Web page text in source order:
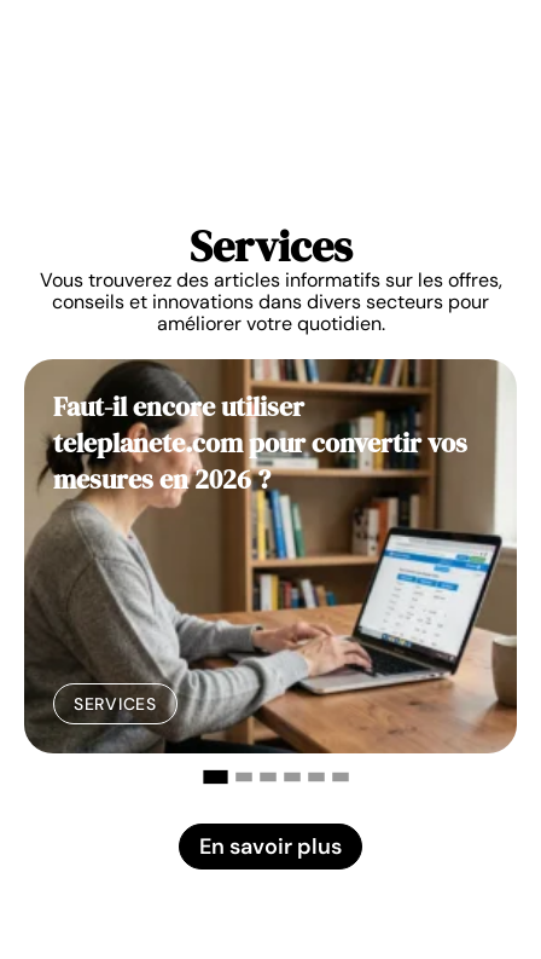
Services
Vous trouverez des articles informatifs sur les offres,
conseils et innovations dans divers secteurs pour
améliorer votre quotidien.
Faut-il encore utiliser
teleplanete.com pour convertir vos
mesures en 2026 ?
SERVICES
En savoir plus